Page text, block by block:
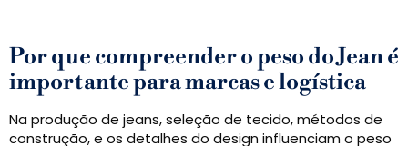
Por que compreender o peso do Jean é
importante para marcas e logística
Na produção de jeans, seleção de tecido, métodos de
construção, e os detalhes do design influenciam o peso